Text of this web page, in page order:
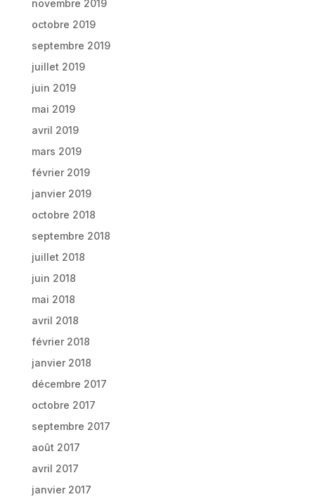
novembre 2019
octobre 2019
septembre 2019
juillet 2019
juin 2019
mai 2019
avril 2019
mars 2019
février 2019
janvier 2019
octobre 2018
septembre 2018
juillet 2018
juin 2018
mai 2018
avril 2018
février 2018
janvier 2018
décembre 2017
octobre 2017
septembre 2017
août 2017
avril 2017
janvier 2017